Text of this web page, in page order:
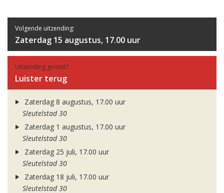
Volgende uitzending:
Zaterdag 15 augustus, 17.00 uur
Uitzending gemist?
Luister terug
Zaterdag 8 augustus, 17.00 uur
Sleutelstad 30
Zaterdag 1 augustus, 17.00 uur
Sleutelstad 30
Zaterdag 25 juli, 17.00 uur
Sleutelstad 30
Zaterdag 18 juli, 17.00 uur
Sleutelstad 30